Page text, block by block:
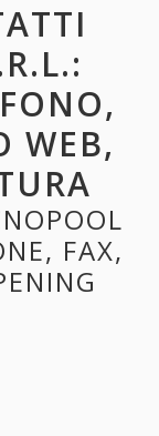
WEB,
FAX,